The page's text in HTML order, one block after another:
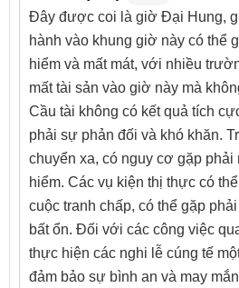
Đây được coi là giờ Đại Hung,
hành vào khung giờ này có thể
hiểm và mất mát, với nhiều
mất tài sản vào giờ này mà
Cầu tài không có kết quả tích
phải sự phản đối và khó khăn.
chuyển xa, có nguy cơ gặp
hiểm. Các vụ kiện thị thực có
cuộc tranh chấp, có thể gặp
bất ổn. Đối với các công việc
thực hiện các nghi lễ cúng tế
đảm bảo sự bình an và may